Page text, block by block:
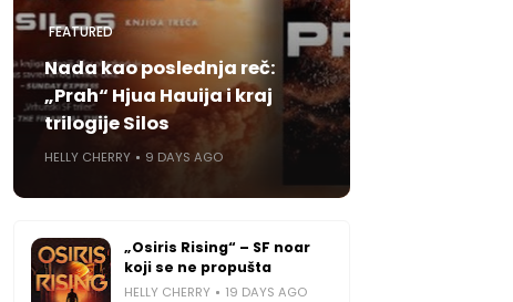
FEATURED
Nada kao poslednja reč:
„Prah“ Hjua Hauija i kraj
trilogije Silos
HELLY CHERRY 9 DAYS AGO
„Osiris Rising“ – SF noar
koji se ne propušta
HELLY CHERRY 19 DAYS AGO